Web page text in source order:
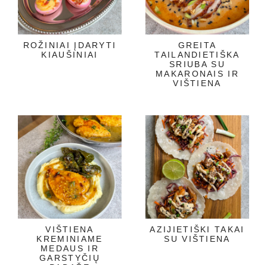
ROŽINIAI ĮDARYTI
KIAUŠINIAI
GREITA
TAILANDIETIŠKA
SRIUBA SU
MAKARONAIS IR
VIŠTIENA
VIŠTIENA
KREMINIAME
MEDAUS IR
GARSTYČIŲ
AZIJIETIŠKI TAKAI
SU VIŠTIENA